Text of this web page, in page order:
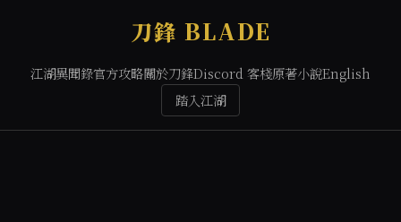
刀鋒 BLADE
江湖異聞錄官方攻略關於刀鋒Discord 客棧原著小說English
踏入江湖